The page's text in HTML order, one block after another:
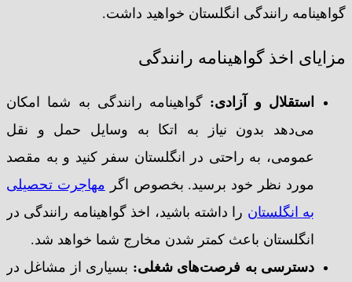
گواهینامه رانندگی انگلستان خواهید داشت.
مزایای اخذ گواهینامه رانندگی
استقلال و آزادی: گواهینامه رانندگی به شما امکان
می‌دهد بدون نیاز به اتکا به وسایل حمل و نقل
عمومی، به راحتی در انگلستان سفر کنید و به مقصد
مورد نظر خود برسید. بخصوص اگر مهاجرت تحصیلی
به انگلستان را داشته باشید، اخذ گواهینامه رانندگی در
انگلستان باعث کمتر شدن مخارج شما خواهد شد.
دسترسی به فرصت‌های شغلی: بسیاری از مشاغل در